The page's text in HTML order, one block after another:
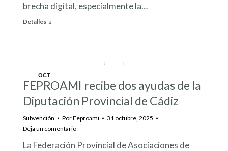
brecha digital, especialmente la…
Detalles
OCT
31
FEPROAMI recibe dos ayudas de la
Diputación Provincial de Cádiz
Subvención PorFeproami
31 octubre, 2025
Deja un comentario
La Federación Provincial de Asociaciones de